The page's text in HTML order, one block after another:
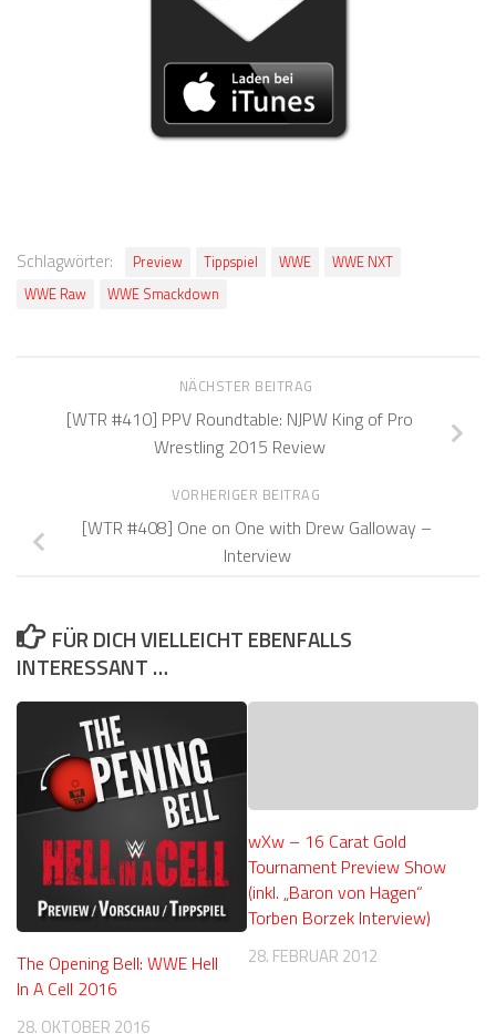
Schlagwörter: Preview Tippspiel WWE
WWE NXT
WWE Raw
WWE Smackdown
NÄCHSTER BEITRAG
[WTR #410] PPV Roundtable: NJPW King of Pro
Wrestling 2015 Review
VORHERIGER BEITRAG
[WTR #408] One on One with Drew Galloway –
Interview
FÜR DICH VIELLEICHT EBENFALLS
INTERESSANT …
The Opening Bell: WWE Hell
In A Cell 2016
28. OKTOBER 2016
wXw – 16 Carat Gold
Tournament Preview Show
(inkl. „Baron von Hagen“
Torben Borzek Interview)
28. FEBRUAR 2012